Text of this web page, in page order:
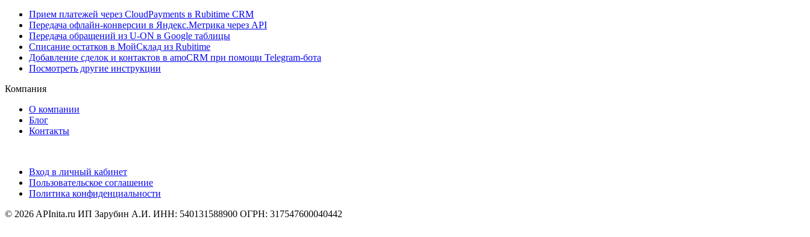
Прием платежей через CloudPayments в Rubitime CRM
Передача офлайн-конверсии в Яндекс.Метрика через API
Передача обращений из U-ON в Google таблицы
Списание остатков в МойСклад из Rubitime
Добавление сделок и контактов в amoCRM при помощи Telegram-бота
Посмотреть другие инструкции
Компания
О компании
Блог
Контакты
Вход в личный кабинет
Пользовательское соглашение
Политика конфиденциальности
© 2026 APInita.ru ИП Зарубин А.И. ИНН: 540131588900 ОГРН: 317547600040442